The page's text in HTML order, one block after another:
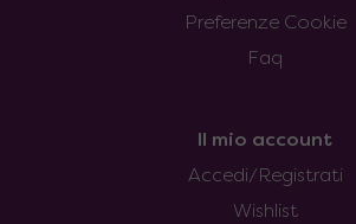
Preferenze Cookie
Faq
Il mio account
Accedi/Registrati
Wishlist